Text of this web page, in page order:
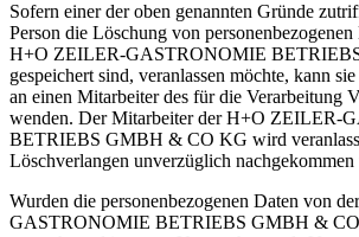
Sofern einer der oben genannten Gründe
Person die Löschung von
H+O ZEILER-GASTRONOMIE
gespeichert sind, veranlassen möchte, kann
an einen Mitarbeiter des für die Verarbeitung
wenden. Der Mitarbeiter der H+O ZEILER-
BETRIEBS GMBH & CO KG wird
Löschverlangen unverzüglich
Wurden die personenbezogenen Daten von
GASTRONOMIE BETRIEBS GMBH &